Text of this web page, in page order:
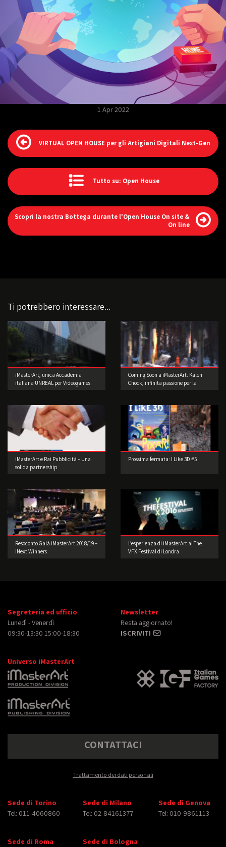
1 Apr 2022
VIRTUAL OPEN HOUSE per gli Artigiani Digitali Next-Gen
Tutto su: Open House
Scopri la nostra Bottega durante l'Open House On site &
On line
Ti potrebbero interessare...
iMasterArt, unica Accademia
italiana UNREAL per Videogames
Coming Soon a iMasterArt: Kalen
Chock, infinita passione per la
iMasterArt e Rai Pubblicità – Una
solida partnership
Prossima fermata: I Like 3D #5
Resoconto Galà iMasterArt 2018/19 –
iNext Winners
L’esperienza di iMasterArt al The
VFX Festival di Londra
Segreteria ed ufficio
Lunedì - Venerdì
09:30-13:30 15:00-18:30
Newsletter
Resta aggiornato!
ISCRIVITI
Universo iMasterArt
CONTATTACI
Trattamento dei dati personali
Sede di Torino
Tel: 011-4060860
Sede di Milano
Tel: 02-84161377
Sede di Genova
Tel: 010-9861113
Sede di Roma
Sede di Bologna